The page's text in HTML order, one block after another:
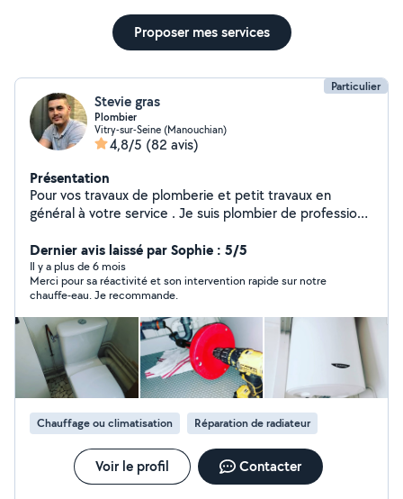
Proposer mes services
Particulier
Stevie gras
Plombier
Vitry-sur-Seine (Manouchian)
4,8/5 (82 avis)
Présentation
Pour vos travaux de plomberie et petit travaux en
général à votre service . Je suis plombier de profession
effectuer sur mon profil. Mon numéro est disponible sur
mon profil si je ne suis pas dans votre zone
Dernier avis laissé par Sophie : 5/5
Il y a plus de 6 mois
Merci pour sa réactivité et son intervention rapide sur notre
chauffe-eau. Je recommande.
Chauffage ou climatisation Réparation de radiateur
Voir le profil Contacter